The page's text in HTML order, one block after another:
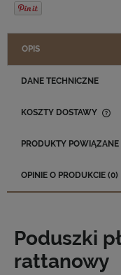
OPIS
DANE TECHNICZNE
KOSZTY DOSTAWY
PRODUKTY POWIĄZANE
OPINIE O PRODUKCIE (0)
Poduszki
rattanowy